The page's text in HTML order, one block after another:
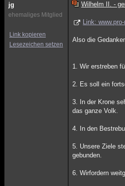
jg
ehemaliges Mitglied
Link kopieren
Lesezeichen setzen
Wilhelm II. -
Link:
Also die
1. Wir erstreben
2. Es soll ein
3. In der Krone
das ganze Volk.
4. In den
5. Unsere Ziele
gebunden.
6. Wirfordern